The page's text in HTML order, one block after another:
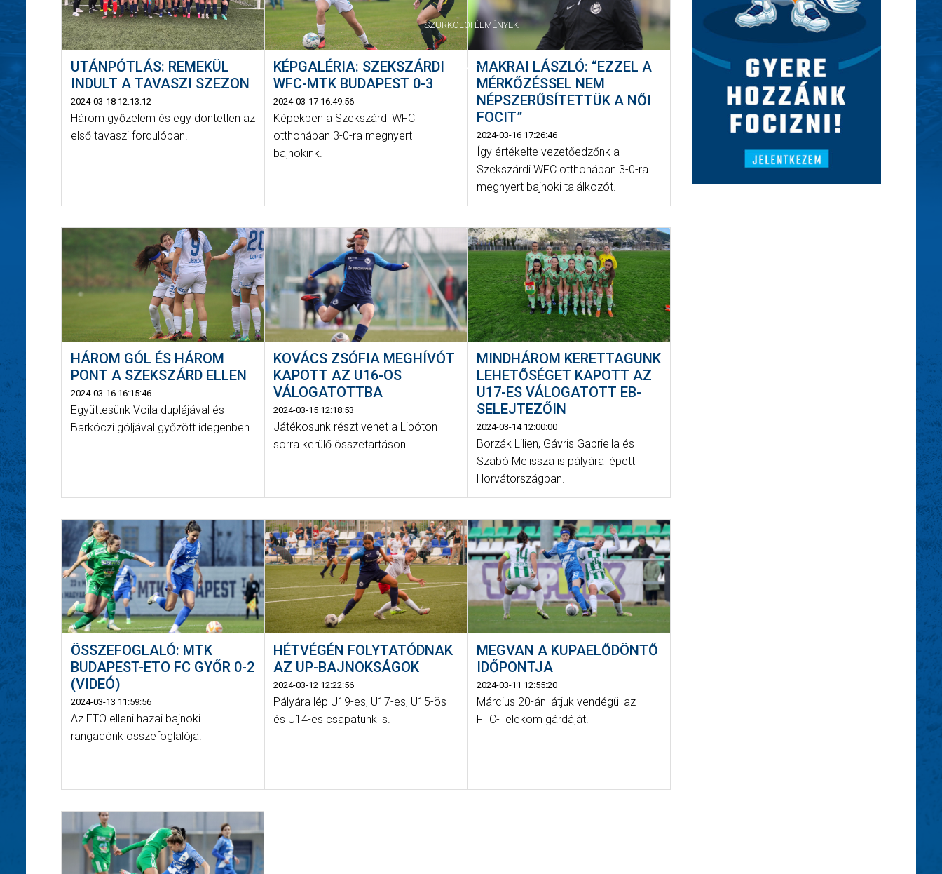
SZURKOLÓI ÉLMÉNYEK
SAJTÓ
UTÁNPÓTLÁS: REMEKÜL
INDULT A TAVASZI SZEZON
2024-03-18 12:13:12
Három győzelem és egy döntetlen az
első tavaszi fordulóban.
KÉPGALÉRIA: SZEKSZÁRDI
WFC-MTK BUDAPEST 0-3
2024-03-17 16:49:56
Képekben a Szekszárdi WFC
otthonában 3-0-ra megnyert
bajnokink.
MAKRAI LÁSZLÓ: “EZZEL A
MÉRKŐZÉSSEL NEM
NÉPSZERŰSÍTETTÜK A NŐI
FOCIT”
2024-03-16 17:26:46
Így értékelte vezetőedzőnk a
Szekszárdi WFC otthonában 3-0-ra
megnyert bajnoki találkozót.
HÁROM GÓL ÉS HÁROM
PONT A SZEKSZÁRD ELLEN
2024-03-16 16:15:46
Együttesünk Voila duplájával és
Barkóczi góljával győzött idegenben.
KOVÁCS ZSÓFIA MEGHÍVÓT
KAPOTT AZ U16-OS
VÁLOGATOTTBA
2024-03-15 12:18:53
Játékosunk részt vehet a Lipóton
sorra kerülő összetartáson.
MINDHÁROM KERETTAGUNK
LEHETŐSÉGET KAPOTT AZ
U17-ES VÁLOGATOTT EB-
SELEJTEZŐIN
2024-03-14 12:00:00
Borzák Lilien, Gávris Gabriella és
Szabó Melissza is pályára lépett
Horvátországban.
ÖSSZEFOGLALÓ: MTK
BUDAPEST-ETO FC GYŐR 0-2
(VIDEÓ)
2024-03-13 11:59:56
Az ETO elleni hazai bajnoki
rangadónk összefoglalója.
HÉTVÉGÉN FOLYTATÓDNAK
AZ UP-BAJNOKSÁGOK
2024-03-12 12:22:56
Pályára lép U19-es, U17-es, U15-ös
és U14-es csapatunk is.
MEGVAN A KUPAELŐDÖNTŐ
IDŐPONTJA
2024-03-11 12:55:20
Március 20-án látjuk vendégül az
FTC-Telekom gárdáját.